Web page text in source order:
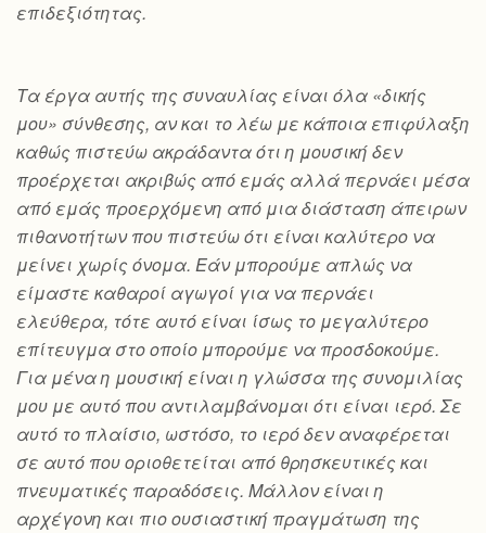
επιδεξιότητας.
Τα έργα αυτής της συναυλίας είναι όλα «δικής
μου» σύνθεσης, αν και το λέω με κάποια επιφύλαξη
καθώς πιστεύω ακράδαντα ότι η μουσική δεν
προέρχεται ακριβώς από εμάς αλλά περνάει μέσα
από εμάς προερχόμενη από μια διάσταση άπειρων
πιθανοτήτων που πιστεύω ότι είναι καλύτερο να
μείνει χωρίς όνομα. Εάν μπορούμε απλώς να
είμαστε καθαροί αγωγοί για να περνάει
ελεύθερα, τότε αυτό είναι ίσως το μεγαλύτερο
επίτευγμα στο οποίο μπορούμε να προσδοκούμε.
Για μένα η μουσική είναι η γλώσσα της συνομιλίας
μου με αυτό που αντιλαμβάνομαι ότι είναι ιερό. Σε
αυτό το πλαίσιο, ωστόσο, το ιερό δεν αναφέρεται
σε αυτό που οριοθετείται από θρησκευτικές και
πνευματικές παραδόσεις. Μάλλον είναι η
αρχέγονη και πιο ουσιαστική πραγμάτωση της